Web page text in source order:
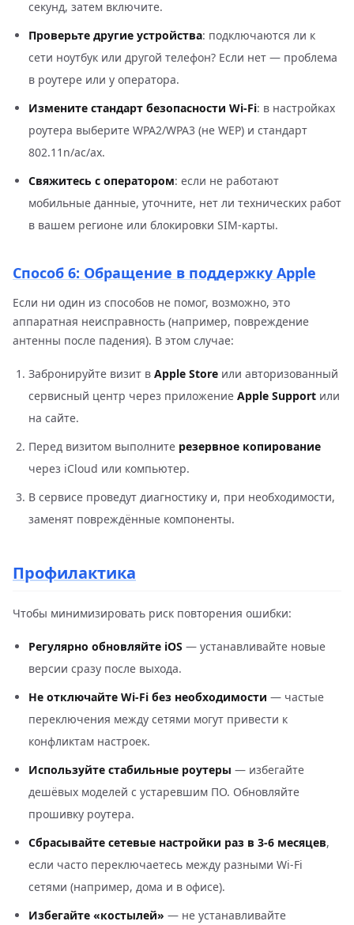
секунд, затем включите.
Проверьте другие устройства: подключаются ли к
сети ноутбук или другой телефон? Если нет — проблема
в роутере или у оператора.
Измените стандарт безопасности Wi-Fi: в настройках
роутера выберите WPA2/WPA3 (не WEP) и стандарт
802.11n/ac/ax.
Свяжитесь с оператором: если не работают
мобильные данные, уточните, нет ли технических работ
в вашем регионе или блокировки SIM-карты.
Способ 6: Обращение в поддержку Apple
Если ни один из способов не помог, возможно, это
аппаратная неисправность (например, повреждение
антенны после падения). В этом случае:
Забронируйте визит в Apple Store или авторизованный
сервисный центр через приложение Apple Support или
на сайте.
Перед визитом выполните резервное копирование
через iCloud или компьютер.
В сервисе проведут диагностику и, при необходимости,
заменят повреждённые компоненты.
Профилактика
Чтобы минимизировать риск повторения ошибки:
Регулярно обновляйте iOS — устанавливайте новые
версии сразу после выхода.
Не отключайте Wi-Fi без необходимости — частые
переключения между сетями могут привести к
конфликтам настроек.
Используйте стабильные роутеры — избегайте
дешёвых моделей с устаревшим ПО. Обновляйте
прошивку роутера.
Сбрасывайте сетевые настройки раз в 3-6 месяцев,
если часто переключаетесь между разными Wi-Fi
сетями (например, дома и в офисе).
Избегайте «костылей» — не устанавливайте